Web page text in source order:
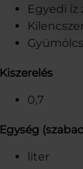
Egyedi íz
Kiszerelés
0,7
Egység
liter